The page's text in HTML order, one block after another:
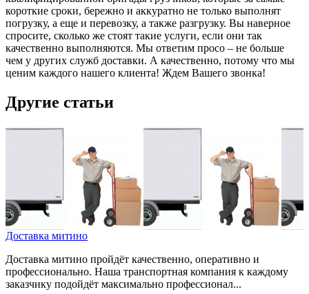
короткие сроки, бережно и аккуратно не только выполнят
погрузку, а еще и перевозку, а также разгрузку. Вы наверное
спросите, сколько же стоят такие услуги, если они так
качественно выполняются. Мы ответим просо – не больше
чем у других служб доставки. А качественно, потому что мы
ценим каждого нашего клиента! Ждем Вашего звонка!
Другие статьи
Доставка митино
Доставка митино пройдёт качественно, оперативно и
профессионально. Наша транспортная компания к каждому
заказчику подойдёт максимально профессионал...